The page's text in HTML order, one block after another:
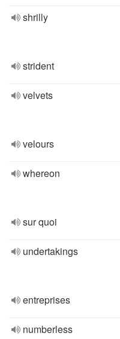
shrilly
strident
velvets
velours
whereon
sur quoi
undertakings
entreprises
numberless